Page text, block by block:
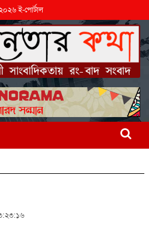
ই-পোর্টাল